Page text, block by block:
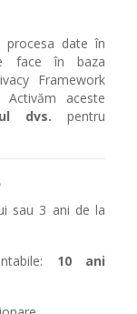
procesa date în
face în baza
Framework
Activăm aceste
dvs. pentru
sau 3 ani de la
10 ani